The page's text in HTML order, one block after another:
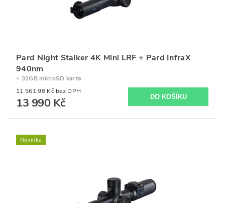
Pard Night Stalker 4K Mini LRF + Pard InfraX
940nm
+ 32GB microSD karta
11 561,98 Kč bez DPH
13 990 Kč
Novinka